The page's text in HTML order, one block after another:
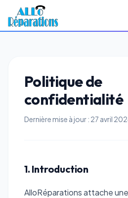
Politique de
confidentialité
Dernière mise à jour : 27 avril
1. Introduction
AlloRéparations attache